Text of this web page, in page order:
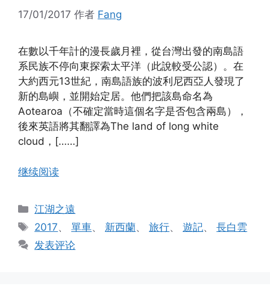
17/01/2017 作者 Fang
在數以千年計的漫長歲月裡，從台灣出發的南島語
系民族不停向東探索太平洋（此說較受公認）。在
大約西元13世紀，南島語族的波利尼西亞人發現了
新的島嶼，並開始定居。他們把該島命名為
Aotearoa（不確定當時這個名字是否包含兩島），
後來英語將其翻譯為The land of long white
cloud，[……]
继续阅读
分
类
江湖之遠
标
签
2017、單車、 新西蘭、旅行、遊記、長白雲
发表评论